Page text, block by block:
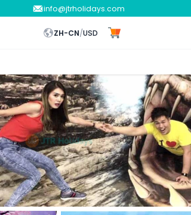
info@jtrholidays.com
ZH-CN/USD